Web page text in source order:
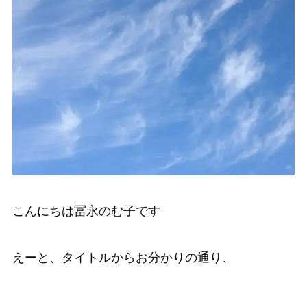
こんにちは冨永のむ子です
えーと、タイトルからお分かりの通り、